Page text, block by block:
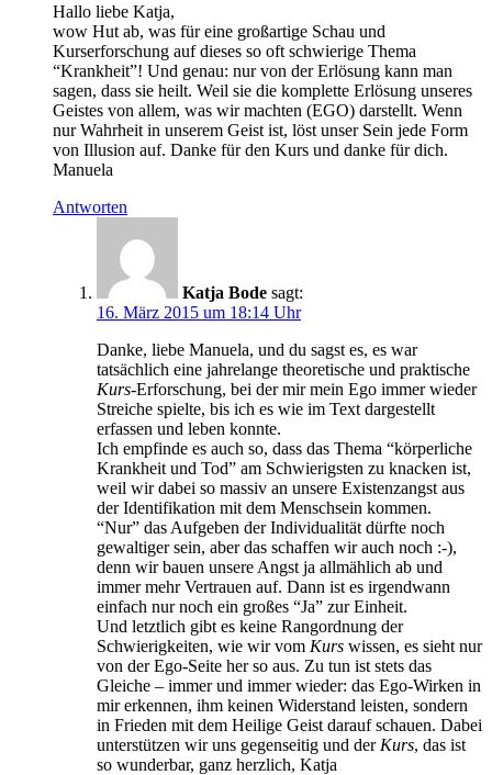
Hallo liebe Katja,
wow Hut ab, was für eine großartige Schau und
Kurserforschung auf dieses so oft schwierige Thema
“Krankheit”! Und genau: nur von der Erlösung kann man
sagen, dass sie heilt. Weil sie die komplette Erlösung unseres
Geistes von allem, was wir machten (EGO) darstellt. Wenn
nur Wahrheit in unserem Geist ist, löst unser Sein jede Form
von Illusion auf. Danke für den Kurs und danke für dich.
Manuela
Antworten
Katja Bode sagt:
16. März 2015 um 18:14 Uhr
Danke, liebe Manuela, und du sagst es, es war
tatsächlich eine jahrelange theoretische und praktische
Kurs-Erforschung, bei der mir mein Ego immer wieder
Streiche spielte, bis ich es wie im Text dargestellt
erfassen und leben konnte.
Ich empfinde es auch so, dass das Thema “körperliche
Krankheit und Tod” am Schwierigsten zu knacken ist,
weil wir dabei so massiv an unsere Existenzangst aus
der Identifikation mit dem Menschsein kommen.
“Nur” das Aufgeben der Individualität dürfte noch
gewaltiger sein, aber das schaffen wir auch noch :-),
denn wir bauen unsere Angst ja allmählich ab und
immer mehr Vertrauen auf. Dann ist es irgendwann
einfach nur noch ein großes “Ja” zur Einheit.
Und letztlich gibt es keine Rangordnung der
Schwierigkeiten, wie wir vom Kurs wissen, es sieht nur
von der Ego-Seite her so aus. Zu tun ist stets das
Gleiche – immer und immer wieder: das Ego-Wirken in
mir erkennen, ihm keinen Widerstand leisten, sondern
in Frieden mit dem Heilige Geist darauf schauen. Dabei
unterstützen wir uns gegenseitig und der Kurs, das ist
so wunderbar, ganz herzlich, Katja